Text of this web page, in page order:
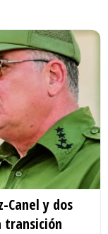
Canel y dos
transición